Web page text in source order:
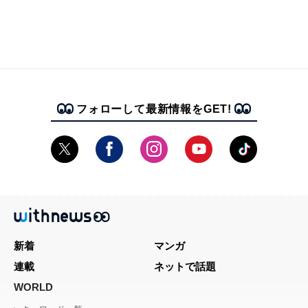
フォローして最新情報をGET!
新着
マンガ
連載
ネットで話題
WORLD